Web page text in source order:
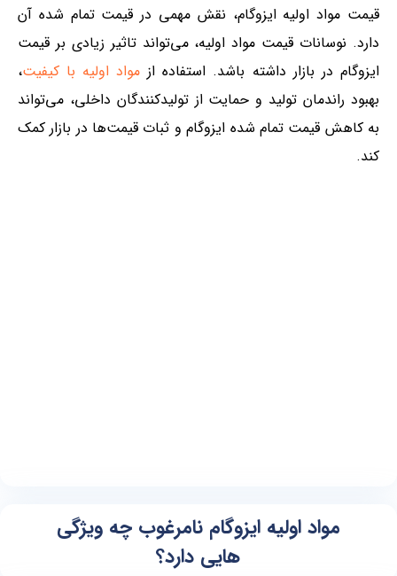
قیمت مواد اولیه ایزوگام، نقش مهمی در قیمت تمام شده آن
دارد. نوسانات قیمت مواد اولیه، می‌تواند تاثیر زیادی بر قیمت
ایزوگام در بازار داشته باشد. استفاده از مواد اولیه با کیفیت،
بهبود راندمان تولید و حمایت از تولیدکنندگان داخلی، می‌تواند
به کاهش قیمت تمام شده ایزوگام و ثبات قیمت‌ها در بازار کمک
کند.
مواد اولیه ایزوگام نامرغوب چه ویژگی
هایی دارد؟